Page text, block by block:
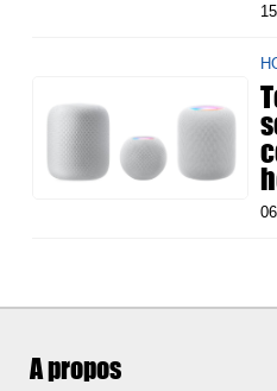
A propos